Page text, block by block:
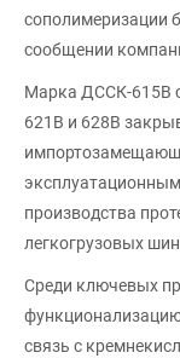
сополимеризации
сообщении
Марка ДССК-615В
621В и 628В
производства
легкогрузовых
Среди ключевых
связь с